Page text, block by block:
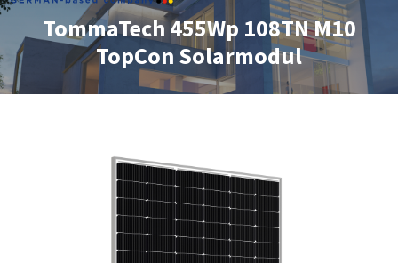
TommaTech 455Wp 108TN M10
TopCon Solarmodul